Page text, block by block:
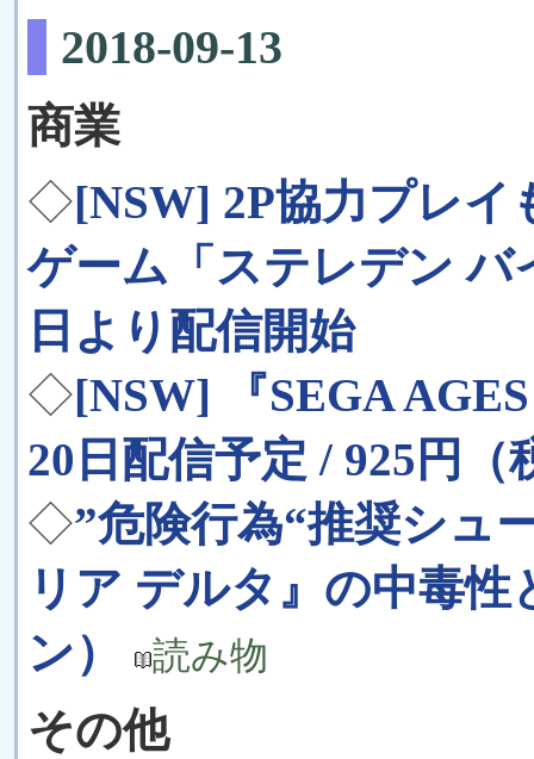
2018-09-13
商業
◇[NSW] 2P協力プレ
ゲーム「ステレデン バ
日より配信開始
◇[NSW] 『SEGA
20日配信予定 / 925円（
◇”危険行為“推奨シュ
リア デルタ』の中毒
ン）
読み物
その他